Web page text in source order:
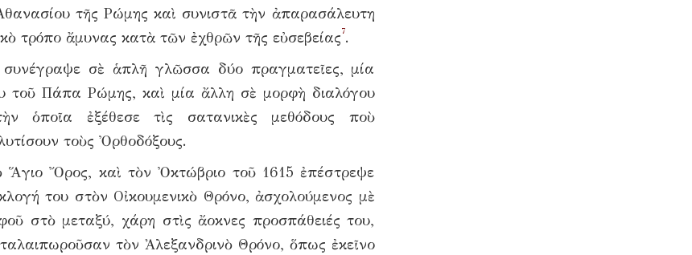
τῆς Ρώμης καὶ συνιστᾶ τὴν ἀπαρασάλευτη
τρόπο ἄμυνας κατὰ τῶν ἐχθρῶν τῆς εὐσεβείας7.
σὲ ἁπλῆ γλῶσσα δύο πραγματεῖες, μία
τοῦ Πάπα Ρώμης, καὶ μία ἄλλη σὲ μορφὴ διαλόγου
ὁποῖα ἐξέθεσε τὶς σατανικὲς μεθόδους ποὺ
τοὺς Ὀρθοδόξους.
Ἅγιο Ὄρος, καὶ τὸν Ὀκτώβριο τοῦ 1615 ἐπέστρεψε
του στὸν Οἰκουμενικὸ Θρόνο, ἀσχολούμενος μὲ
στὸ μεταξύ, χάρη στὶς ἄοκνες προσπάθειές του,
τὸν Ἀλεξανδρινὸ Θρόνο, ὅπως ἐκεῖνο